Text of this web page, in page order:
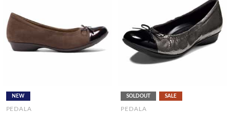
NEW
PEDALA
SOLDOUT SALE
PEDALA